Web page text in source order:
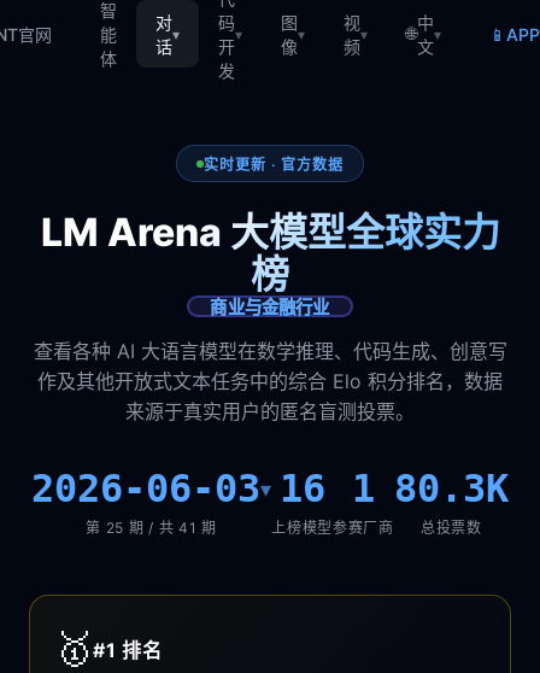
官网
智
能
体
对
话
▾
码
开
发
▾
图
像
▾
视
频
▾ 🌐
中
文
▾ 📱
实时更新 · 官方数据
LM Arena 大模型全球实力
榜
商业与金融行业
查看各种 AI 大语言模型在数学推理、代码生成、创意写
作及其他开放式文本任务中的综合 Elo 积分排名，数据
来源于真实用户的匿名盲测投票。
2026-06-03▾
第 25 期 / 共 41 期
16
上榜模型
1
参赛厂商
80.3K
总投票数
🥇 #1排名